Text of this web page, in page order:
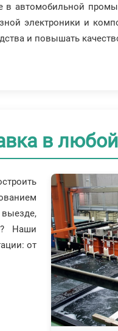
в автомобильной
электроники и
и повышать
в
Наши
от